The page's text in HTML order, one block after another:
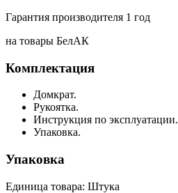
Гарантия производителя 1 год
на товары БелАК
Комплектация
Домкрат.
Рукоятка.
Инструкция по эксплуатации.
Упаковка.
Упаковка
Единица товара: Штука